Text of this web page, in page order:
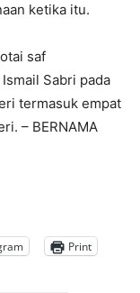
ketika itu.
saf
Sabri pada
termasuk empat
– BERNAMA
Print